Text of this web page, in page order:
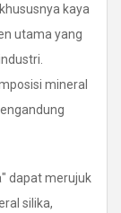
kaya
utama yang
mineral
dapat merujuk
silika,